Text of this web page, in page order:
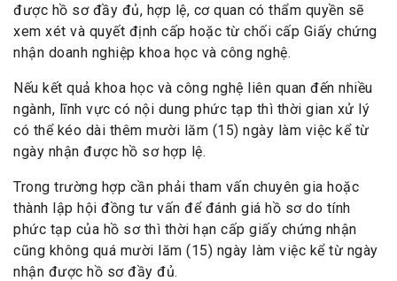
được hồ sơ đầy đủ, hợp lệ, cơ quan có thẩm quyền sẽ
xem xét và quyết định cấp hoặc từ chối cấp Giấy chứng
nhận doanh nghiệp khoa học và công nghệ.
Nếu kết quả khoa học và công nghệ liên quan đến nhiều
ngành, lĩnh vực có nội dung phức tạp thì thời gian xử lý
có thể kéo dài thêm mười lăm (15) ngày làm việc kể từ
ngày nhận được hồ sơ hợp lệ.
Trong trường hợp cần phải tham vấn chuyên gia hoặc
thành lập hội đồng tư vấn để đánh giá hồ sơ do tính
phức tạp của hồ sơ thì thời hạn cấp giấy chứng nhận
cũng không quá mười lăm (15) ngày làm việc kể từ ngày
nhận được hồ sơ đầy đủ.